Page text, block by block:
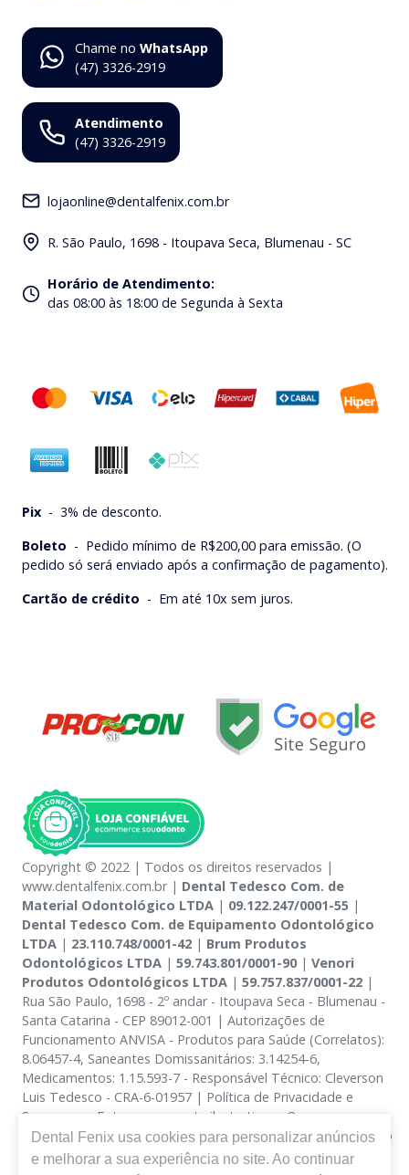
Chame no WhatsApp
(47) 3326-2919
Atendimento
(47) 3326-2919
lojaonline@dentalfenix.com.br
R. São Paulo, 1698 - Itoupava Seca, Blumenau - SC
Horário de Atendimento:
das 08:00 às 18:00 de Segunda à Sexta
Pix - 3% de desconto.
Boleto - Pedido mínimo de R$200,00 para emissão. (O
pedido só será enviado após a confirmação de pagamento).
Cartão de crédito - Em até 10x sem juros.
Copyright © 2022 | Todos os direitos reservados |
www.dentalfenix.com.br | Dental Tedesco Com. de
Material Odontológico LTDA | 09.122.247/0001-55 |
Dental Tedesco Com. de Equipamento Odontológico
LTDA | 23.110.748/0001-42 | Brum Produtos
Odontológicos LTDA | 59.743.801/0001-90| Venori
Produtos Odontológicos LTDA | 59.757.837/0001-22 |
Rua São Paulo, 1698 - 2º andar - Itoupava Seca - Blumenau -
Santa Catarina - CEP 89012-001 | Autorizações de
Funcionamento ANVISA - Produtos para Saúde (Correlatos):
8.06457-4, Saneantes Domissanitários: 3.14254-6,
Medicamentos: 1.15.593-7 - Responsável Técnico: Cleverson
Luis Tedesco - CRA-6-01957 | Política de Privacidade e
Segurança - Fotos meramente ilustrativas - Os preços e
condições da loja virtual estão sujeitos a alterações. Em caso
de divergência de preços no site, o valor válido é o do
Dental Fenix usa cookies para personalizar anúncios
e melhorar a sua experiência no site. Ao continuar